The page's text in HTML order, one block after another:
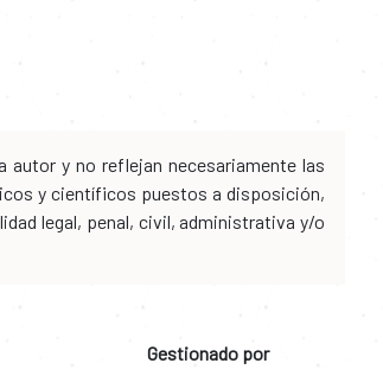
autor y no reflejan necesariamente las
y científicos puestos a disposición,
legal, penal, civil, administrativa y/o
Gestionado por